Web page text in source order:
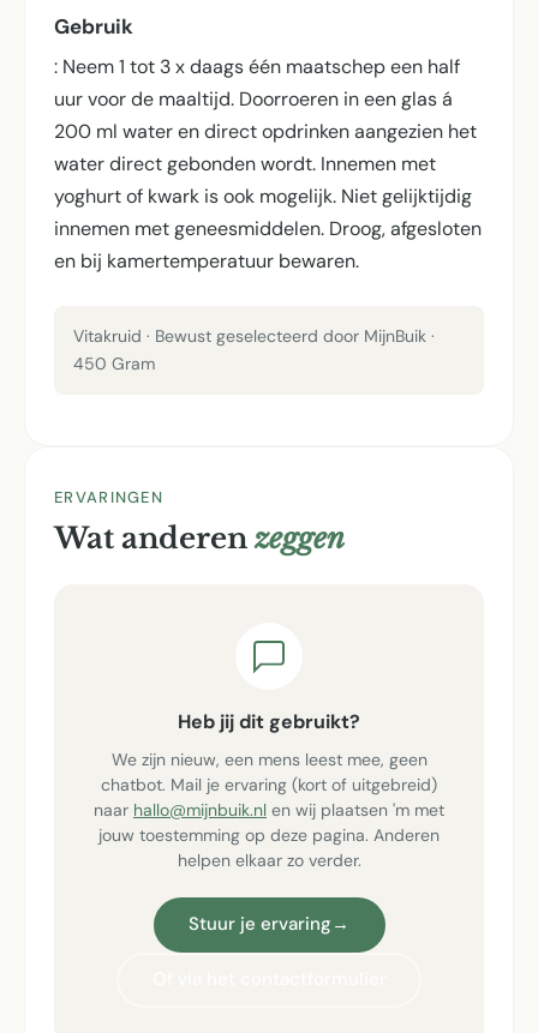
Gebruik
: Neem 1 tot 3 x daags één maatschep een half
uur voor de maaltijd. Doorroeren in een glas á
200 ml water en direct opdrinken aangezien het
water direct gebonden wordt. Innemen met
yoghurt of kwark is ook mogelijk. Niet gelijktijdig
innemen met geneesmiddelen. Droog, afgesloten
en bij kamertemperatuur bewaren.
Vitakruid · Bewust geselecteerd door MijnBuik ·
450 Gram
ERVARINGEN
Wat anderenzeggen
Heb jij dit gebruikt?
We zijn nieuw, een mens leest mee, geen
chatbot. Mail je ervaring (kort of uitgebreid)
naar hallo@mijnbuik.nl en wij plaatsen 'm met
jouw toestemming op deze pagina. Anderen
helpen elkaar zo verder.
Stuur je ervaring →